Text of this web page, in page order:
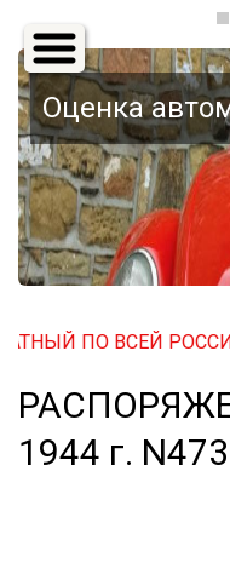
Основная
навигация
Оценка
ПО ВСЕЙ РОССИИ
1944 г.